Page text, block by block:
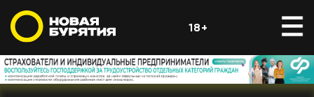
18+